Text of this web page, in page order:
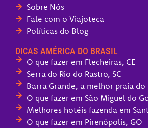
Sobre Nós
Fale com o Viajoteca
Políticas do Blog
DICAS AMÉRICA DO BRASIL
O que fazer em Flecheiras, CE
Serra do Rio do Rastro, SC
Barra Grande, a melhor praia do
O que fazer em São Miguel do
Melhores hotéis fazenda em
O que fazer em Pirenópolis, GO